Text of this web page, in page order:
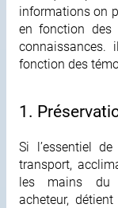
informations on
en fonction des
connaissances.
fonction des
1.
Si l’essentiel
transport,
les mains du
acheteur,